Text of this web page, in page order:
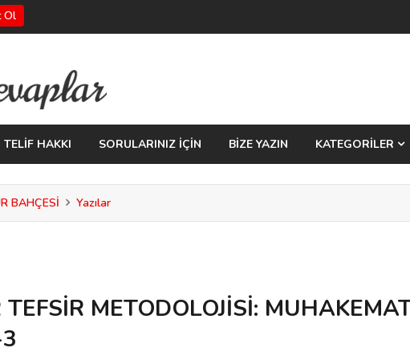
Ol
TELİF HAKKI SORULARINIZ İÇİN BİZE YAZIN KATEGORİLER
BAHÇESİ Yazılar
METODOLOJİSİ: